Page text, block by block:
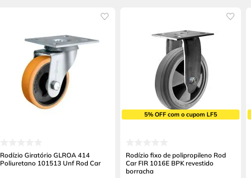
Rodízio Giratório GLROA 414
Poliuretano 101513 Unf Rod Car
5% OFF com o cupom LF5
Rodízio fixo de polipropileno Rod
Car FIR 1016E BPK revestido
borracha